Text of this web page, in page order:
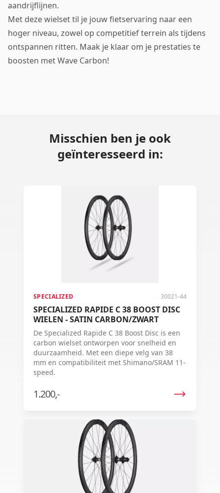
aandrijflijnen.
Met deze wielset til je jouw fietservaring naar een
hoger niveau, zowel op competitief terrein als tijdens
ontspannen ritten. Maak je klaar om je prestaties te
boosten met Wave Carbon!
Misschien ben je ook
geïnteresseerd in:
SPECIALIZED 30021-44
SPECIALIZED RAPIDE C 38 BOOST DISC
WIELEN - SATIN CARBON/ZWART
De Specialized Rapide C 38 Boost Disc is een
carbon wielset ontworpen voor snelheid en
duurzaamheid. Met een diepe velg van 38
mm en compatibiliteit met Shimano/SRAM 11-
speed.
1.200,-